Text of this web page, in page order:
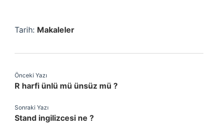
Tarih: Makaleler
Önceki Yazı
R harfi ünlü mü ünsüz mü ?
Sonraki Yazı
Stand ingilizcesi ne ?